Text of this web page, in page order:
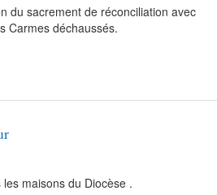
du sacrement de réconciliation avec
Carmes déchaussés.
maisons du Diocèse .